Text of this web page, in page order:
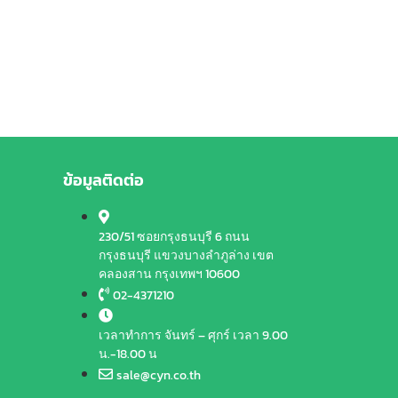
ข้อมูลติดต่อ
230/51 ซอยกรุงธนบุรี 6 ถนน
กรุงธนบุรี แขวงบางลำภูล่าง เขต
คลองสาน กรุงเทพฯ 10600
02-4371210
เวลาทำการ จันทร์ – ศุกร์ เวลา 9.00
น.-18.00 น
sale@cyn.co.th